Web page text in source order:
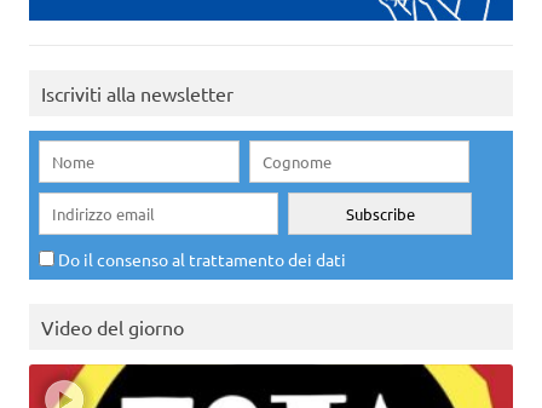
Iscriviti alla newsletter
Do il consenso al trattamento dei dati
Video del giorno